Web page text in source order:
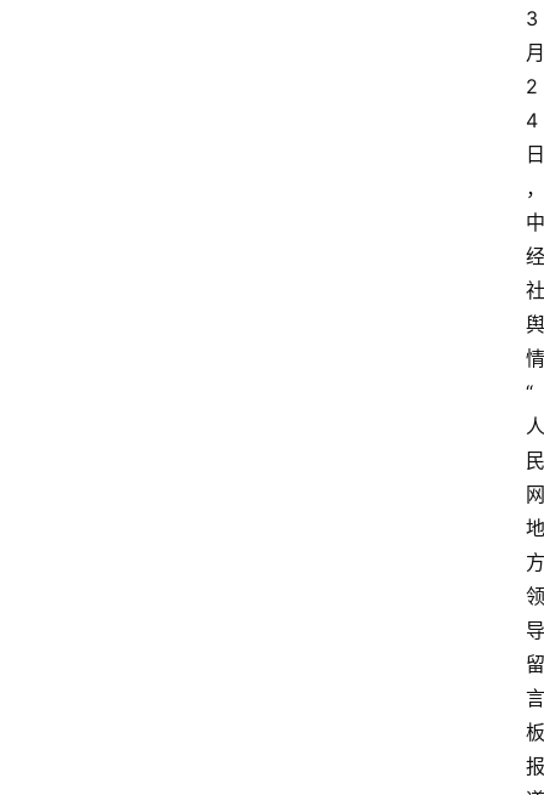
3
月
2
4
日
，
中
经
社
舆
情
“
人
民
网
地
方
领
导
留
言
板
报